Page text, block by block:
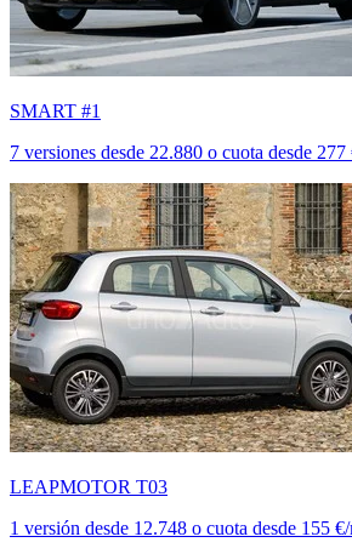
SMART #1
7 versiones desde 22.880 o cuota desde 277
LEAPMOTOR T03
1 versión desde 12.748 o cuota desde 155